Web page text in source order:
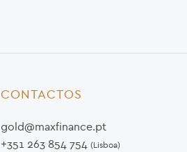
CONTACTOS
gold@maxfinance.pt
+351 263 854 754 (Lisboa)